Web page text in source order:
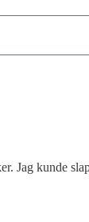
Jag kunde